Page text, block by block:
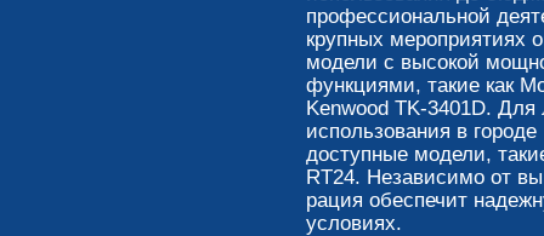
профессиональной
крупных мероприятиях
модели с высокой
функциями, такие как
Kenwood TK-3401D.
использования в
доступные модели,
RT24. Независимо от
рация обеспечит
условиях.